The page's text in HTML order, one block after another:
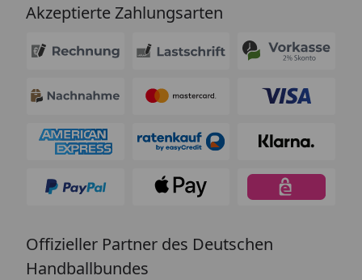
Akzeptierte Zahlungsarten
Offizieller Partner des Deutschen
Handballbundes